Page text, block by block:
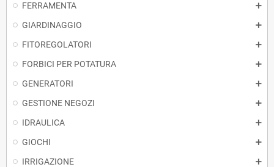
FERRAMENTA
GIARDINAGGIO
FITOREGOLATORI
FORBICI PER POTATURA
GENERATORI
GESTIONE NEGOZI
IDRAULICA
GIOCHI
IRRIGAZIONE